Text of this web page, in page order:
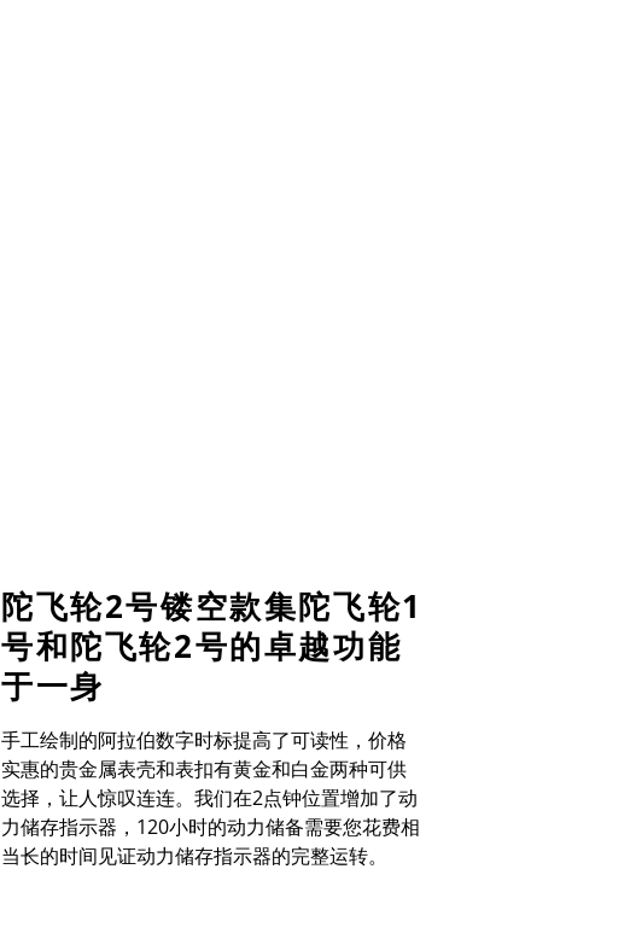
陀飞轮2号镂空款集陀飞轮1
号和陀飞轮2号的卓越功能
于一身
手工绘制的阿拉伯数字时标提高了可读性，价格
实惠的贵金属表壳和表扣有黄金和白金两种可供
选择，让人惊叹连连。我们在2点钟位置增加了动
力储存指示器， 120小时的动力储备需要您花费相
当长的时间见证动力储存指示器的完整运转。